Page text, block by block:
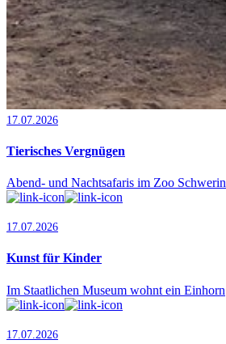
17.07.2026
Tierisches Vergnügen
Abend- und Nachtsafaris im Zoo Schwerin
17.07.2026
Kunst für Kinder
Im Staatlichen Museum wohnt ein Einhorn
17.07.2026